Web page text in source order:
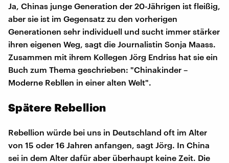
Ja, Chinas junge Generation der 20-Jährigen ist fleißig,
aber sie ist im Gegensatz zu den vorherigen
Generationen sehr individuell und sucht immer stärker
ihren eigenen Weg, sagt die Journalistin Sonja Maass.
Zusammen mit ihrem Kollegen Jörg Endriss hat sie ein
Buch zum Thema geschrieben: "Chinakinder –
Moderne Rebllen in einer alten Welt".
Spätere Rebellion
Rebellion würde bei uns in Deutschland oft im Alter
von 15 oder 16 Jahren anfangen, sagt Jörg. In China
sei in dem Alter dafür aber überhaupt keine Zeit. Die